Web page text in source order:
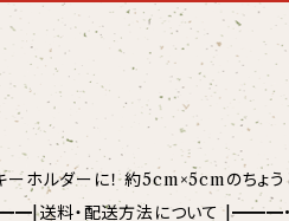
ィチ：３つの幻想的舞曲 Op.5 川
第8番 Op.27-2 (全31トラック。約72分) •━━
ンガリー国立リスト音楽院にて修士
、岡田敦子、西川秀人、横山幸雄、
やG.ホルバート×ファ
ホルダーに！ 約5cm×5cmのちょうど